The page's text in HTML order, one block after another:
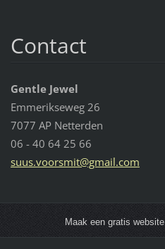
Contact
Gentle Jewel
Emmerikseweg 26
7077 AP Netterden
06 - 40 64 25 66
suus.voorsmit@gmail.com
Maak een gratis website